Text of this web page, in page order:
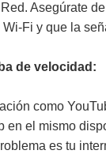
Asegúrate
Fi y que la
de velocidad:
como
en el mismo
es tu